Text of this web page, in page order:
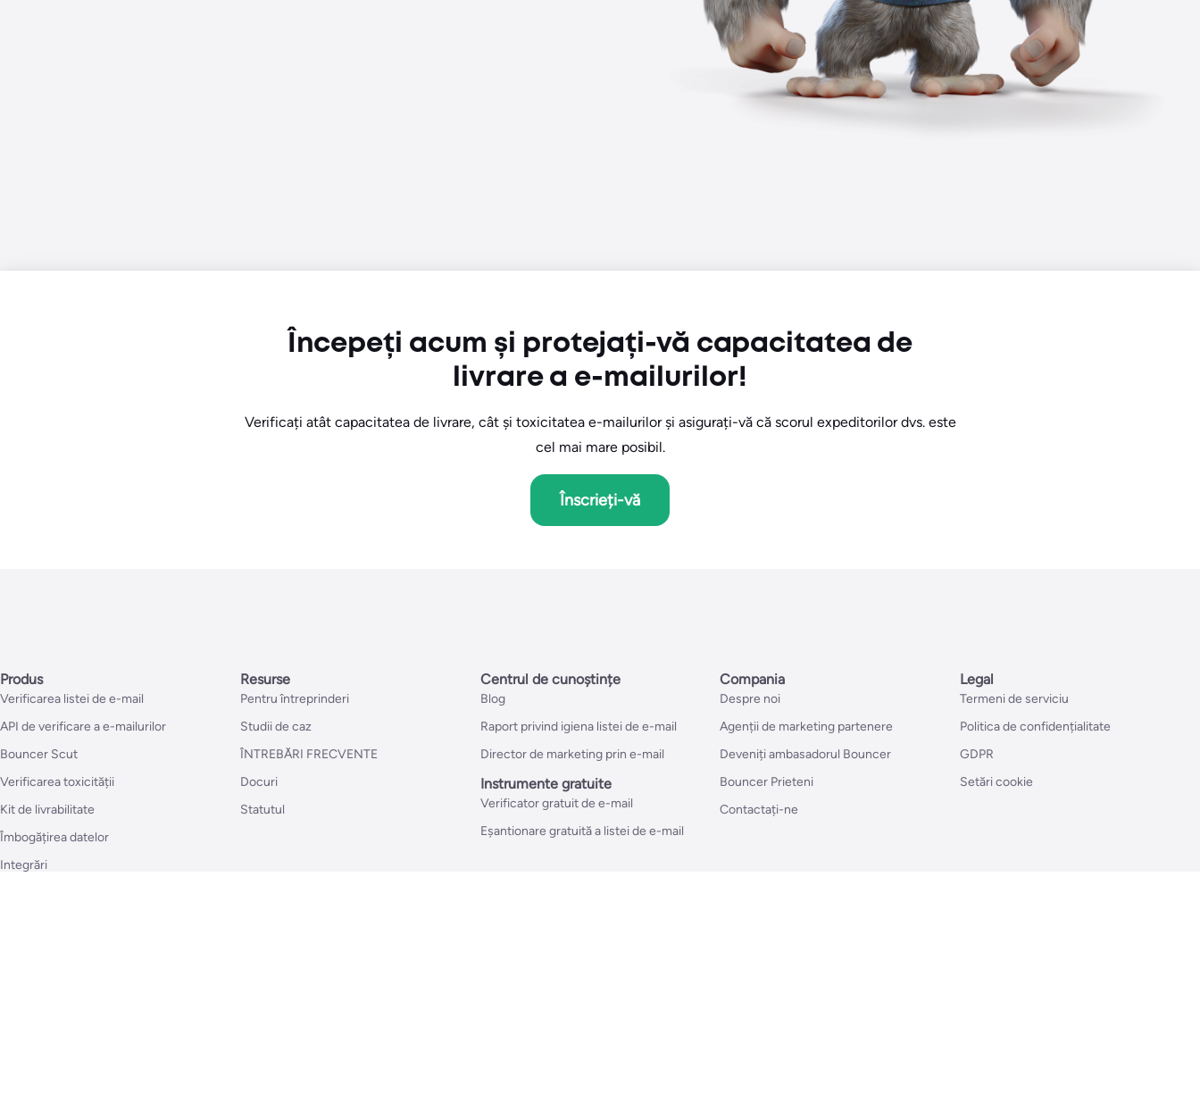
Începeți acum și protejați-vă capacitatea de
livrare a e-mailurilor!
Verificați atât capacitatea de livrare, cât și toxicitatea e-mailurilor și asigurați-vă că scorul expeditorilor dvs. este
cel mai mare posibil.
Înscrieți-vă
Produs
Verificarea listei de e-mail
API de verificare a e-mailurilor
Bouncer Scut
Verificarea toxicității
Kit de livrabilitate
Îmbogățirea datelor
Integrări
Resurse
Pentru întreprinderi
Studii de caz
ÎNTREBĂRI FRECVENTE
Docuri
Statutul
Centrul de cunoștințe
Blog
Raport privind igiena listei de e-mail
Director de marketing prin e-mail
Instrumente gratuite
Verificator gratuit de e-mail
Eșantionare gratuită a listei de e-mail
Compania
Despre noi
Agenții de marketing partenere
Deveniți ambasadorul Bouncer
Bouncer Prieteni
Contactați-ne
Legal
Termeni de serviciu
Politica de confidențialitate
GDPR
Setări cookie